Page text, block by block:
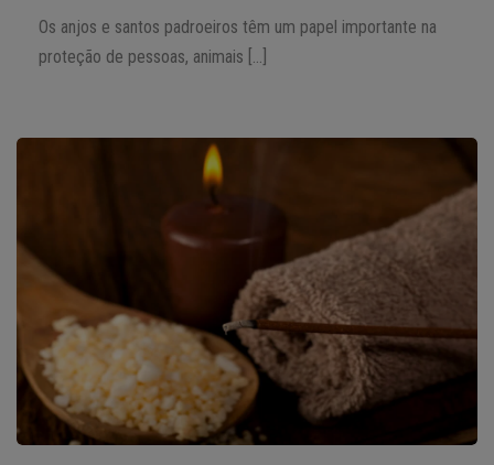
Os anjos e santos padroeiros têm um papel importante na
proteção de pessoas, animais […]